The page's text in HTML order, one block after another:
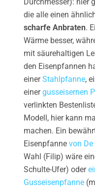
die alle einen
scharfe Anbraten.
Wärme besser,
mit säurehaltigen
den Eisenpfannen
einerStahlpfanne,
einergusseisernen
verlinkten
Modell, hier kann
machen. Ein
Eisenpfannevon De
Wahl (Filip) wäre
Schulte-Ufer) oder
Gusseisenpfanne